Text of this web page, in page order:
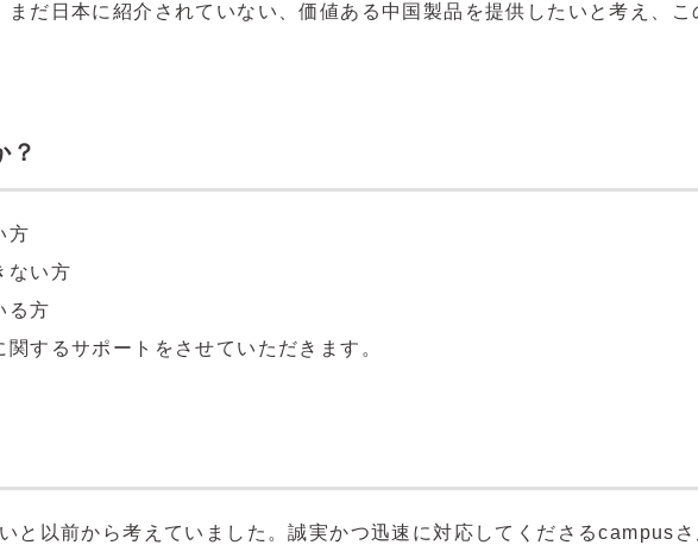
だ日本に紹介されていない、価値ある中国製品を提供したいと考え、こ
？
方
ない方
る方
するサポートをさせていただきます。
と以前から考えていました。誠実かつ迅速に対応してくださるcampus